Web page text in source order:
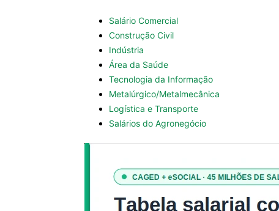
Salário Comercial
Construção Civil
Indústria
Área da Saúde
Tecnologia da Informação
Metalúrgico/Metalmecânica
Logística e Transporte
Salários do Agronegócio